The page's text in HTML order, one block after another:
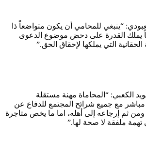
“ينبغي للمحامي أن يكون متواضعاً ذا
يملك القدرة على دحض موضوع الدعوى
الحقانية التي يملكها لإحقاق الحق.”
الكعبي: “المحاماة مهنة مستقلة
مع جميع شرائح المجتمع للدفاع عن
ثم إرجاعه إلى أهله، اما ما يخص متاجرة
تهمة ملفقة لا صحة لها.”